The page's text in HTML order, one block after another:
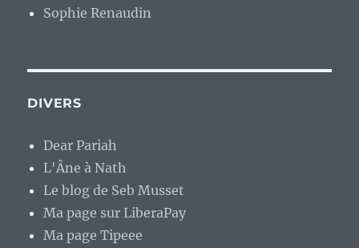
Sophie Renaudin
DIVERS
Dear Pariah
L'Âne à Nath
Le blog de Seb Musset
Ma page sur LiberaPay
Ma page Tipeee